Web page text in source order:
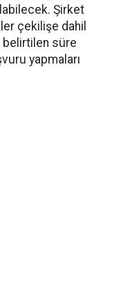
Şirket
çekilişe dahil
belirtilen süre
yapmaları